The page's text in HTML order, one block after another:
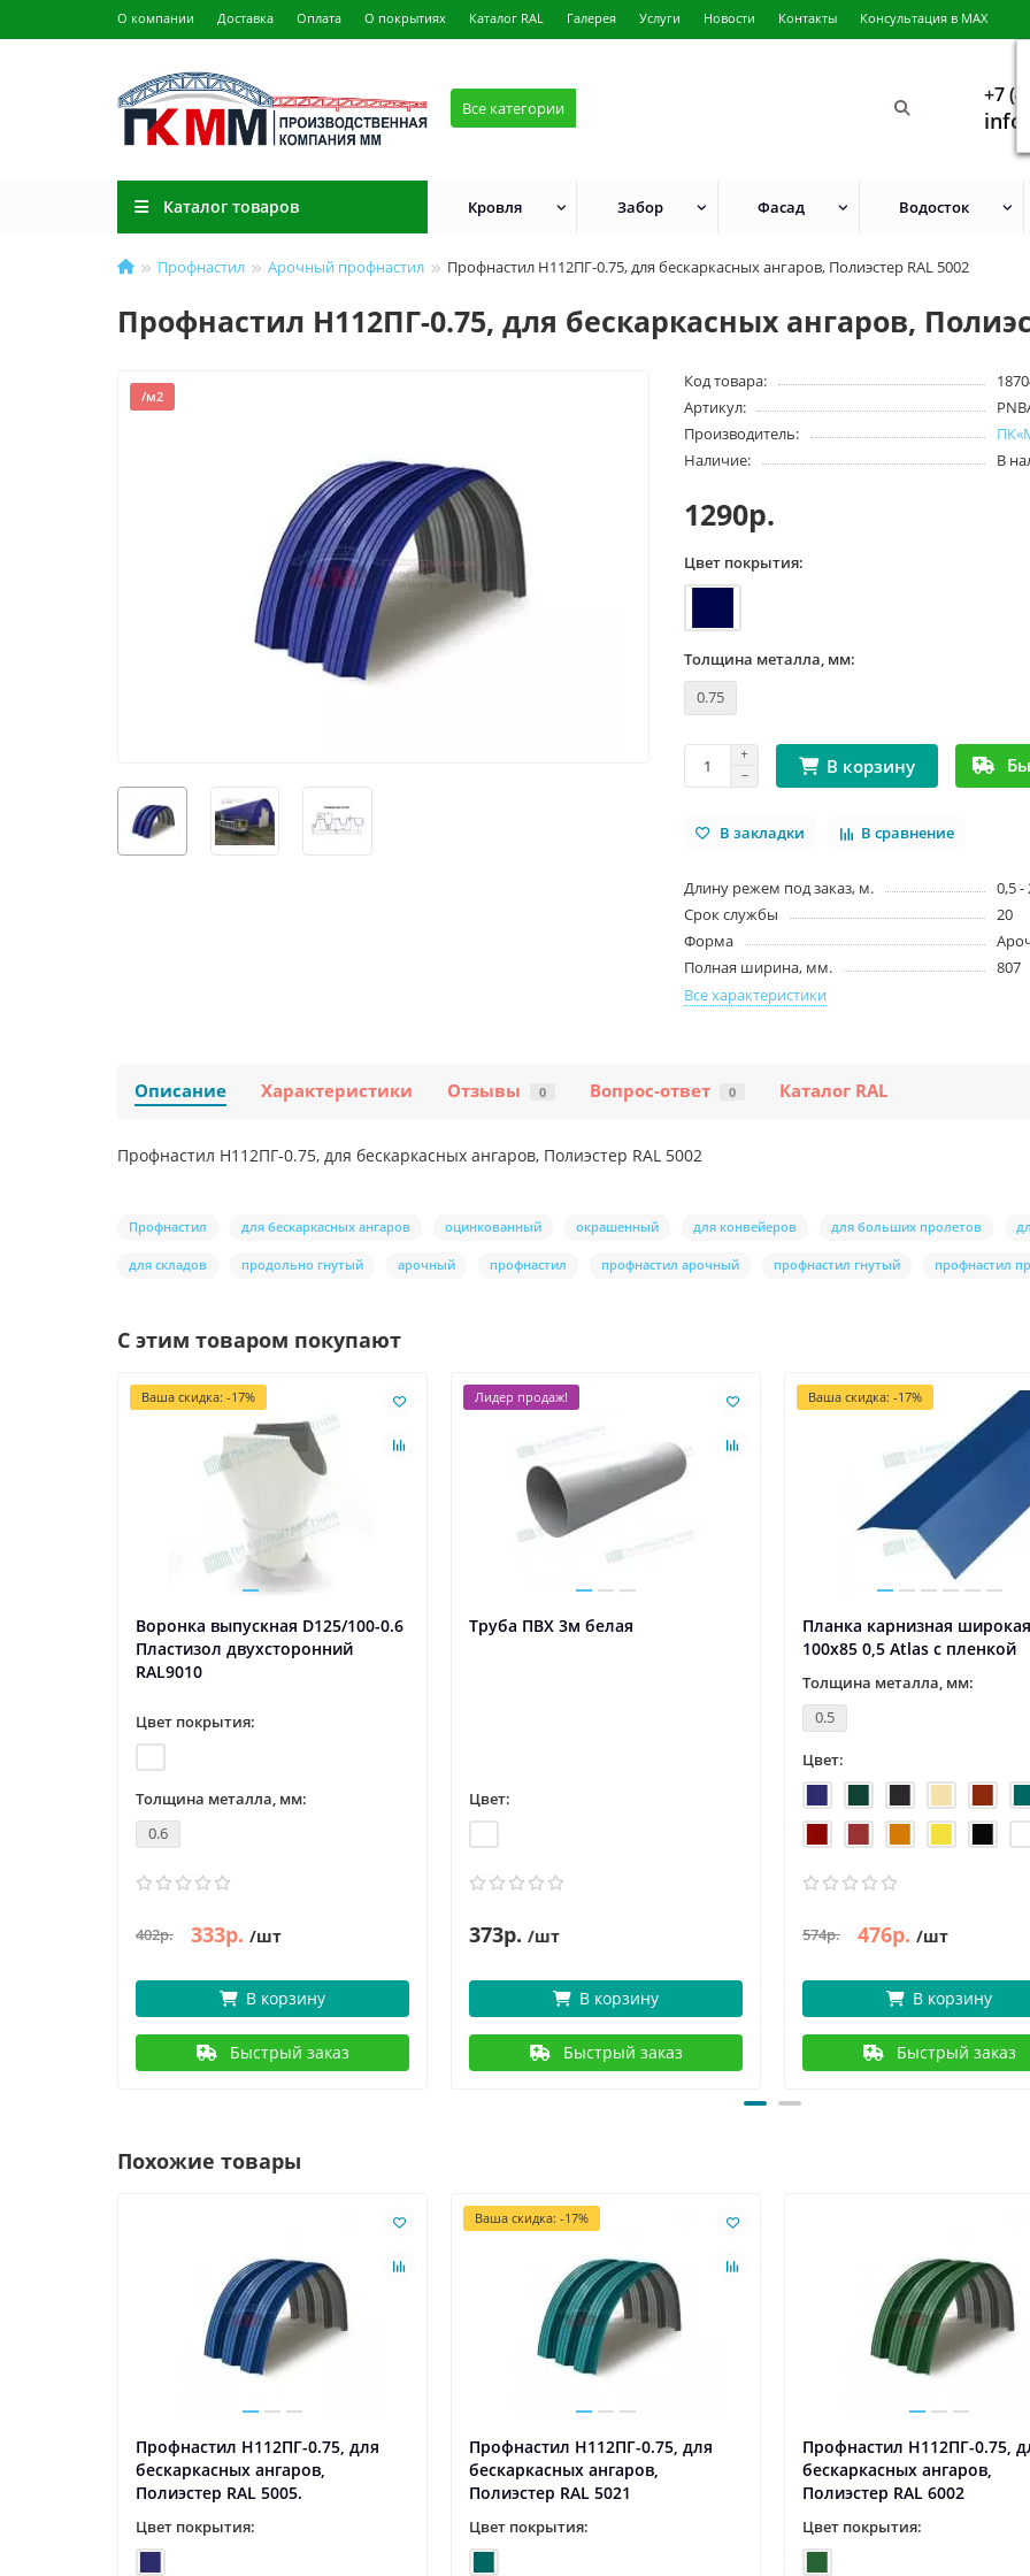
О компании Доставка Оплата О покрытиях Каталог RAL Галерея Услуги Новости Контакты Консультация в MAX
Все категории
+7
Каталог товаров Кровля Забор Фасад Водосток
Профнастил Арочный профнастил Профнастил H112ПГ-0.75, для бескаркасных ангаров, Полиэстер RAL 5002
Профнастил H112ПГ-0.75, для бескаркасных ангаров,
/м2
Код товара:
Артикул:
Производитель:
Наличие:
В
1290р.
Цвет покрытия:
Толщина металла, мм:
0.75
В корзину
В закладки В сравнение
Длину режем под заказ, м.
0,5 -
Срок службы
20
Форма
Полная ширина, мм.
807
Все характеристики
Описание Характеристики Отзывы 0 Вопрос-ответ 0 Каталог RAL
Профнастил H112ПГ-0.75, для бескаркасных ангаров, Полиэстер RAL 5002
Профнастил для бескаркасных ангаров оцинкованный окрашенный для конвейеров для больших пролетов
для складов продольно гнутый арочный профнастил профнастил арочный профнастил гнутый профнастил
С этим товаром покупают
Ваша скидка: -17%
Воронка выпускная D125/100-0.6
Пластизол двухсторонний
RAL9010
Цвет покрытия:
Толщина металла, мм:
0.6
402р. 333р. /шт
В корзину
Быстрый заказ
Лидер продаж!
Труба ПВХ 3м белая
Цвет:
373р. /шт
В корзину
Быстрый заказ
Ваша скидка: -17%
Планка карнизная широкая
100х85 0,5 Atlas с пленкой
Толщина металла, мм:
0.5
Цвет:
574р. 476р. /шт
В корзину
Быстрый заказ
Похожие товары
Профнастил H112ПГ-0.75, для
бескаркасных ангаров,
Полиэстер RAL 5005.
Цвет покрытия:
Ваша скидка: -17%
Профнастил H112ПГ-0.75, для
бескаркасных ангаров,
Полиэстер RAL 5021
Цвет покрытия:
Профнастил H112ПГ-0.75,
бескаркасных ангаров,
Полиэстер RAL 6002
Цвет покрытия: